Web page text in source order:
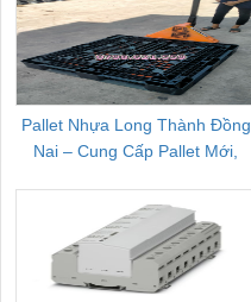
Pallet Nhựa Long Thành Đồng
Nai – Cung Cấp Pallet Mới,